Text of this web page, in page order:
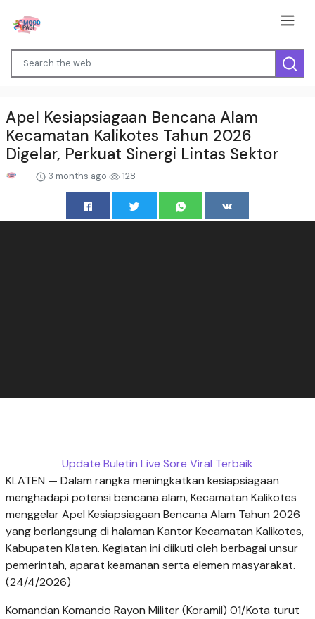
Apel Kesiapsiagaan Bencana Alam
Kecamatan Kalikotes Tahun 2026
Digelar, Perkuat Sinergi Lintas Sektor
3 months ago 128
Update Buletin Live Sore Viral Terbaik
KLATEN — Dalam rangka meningkatkan kesiapsiagaan
menghadapi potensi bencana alam, Kecamatan Kalikotes
menggelar Apel Kesiapsiagaan Bencana Alam Tahun 2026
yang berlangsung di halaman Kantor Kecamatan Kalikotes,
Kabupaten Klaten. Kegiatan ini diikuti oleh berbagai unsur
pemerintah, aparat keamanan serta elemen masyarakat.
(24/4/2026)
Komandan Komando Rayon Militer (Koramil) 01/Kota turut